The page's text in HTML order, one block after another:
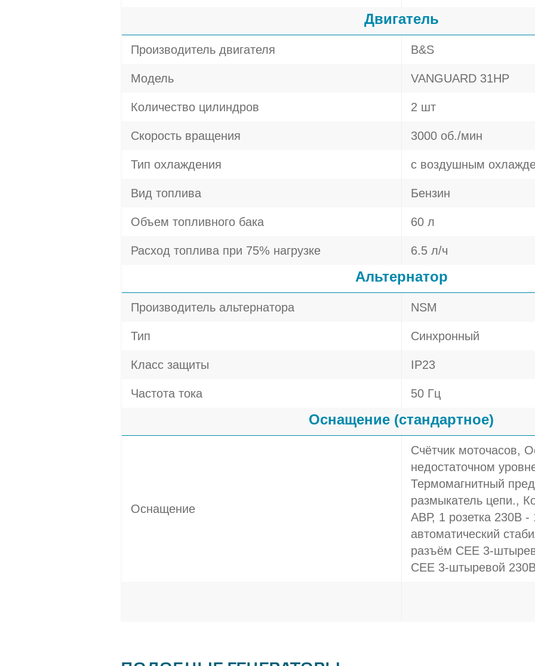
Двигатель
Производитель двигателя B&S
Модель VANGUARD 31HP
Количество цилиндров 2 шт
Скорость вращения 3000 об./мин
Тип охлаждения с воздушным
Вид топлива Бензин
Объем топливного бака 60 л
Расход топлива при 75% нагрузке 6.5 л/ч
Альтернатор
Производитель альтернатора NSM
Тип Синхронный
Класс защиты IP23
Частота тока 50 Гц
Оснащение (стандартное)
Оснащение
Счётчик моточасов,
недостаточном
Термомагнитный
размыкатель цепи.,
АВР, 1 розетка 230В -
автоматический
разъём CEE 3-
CEE 3-штыревой